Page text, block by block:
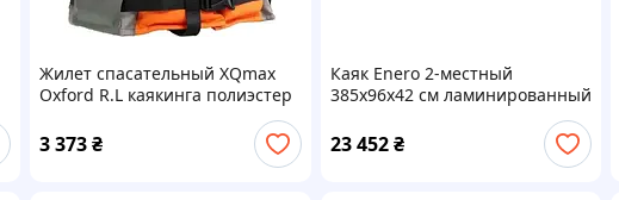
Жилет спасательный XQmax
Oxford R.L каякинга полиэстер
3 373₴
Каяк Enero 2-местный
385x96x42 см ламинированный
23 452 ₴